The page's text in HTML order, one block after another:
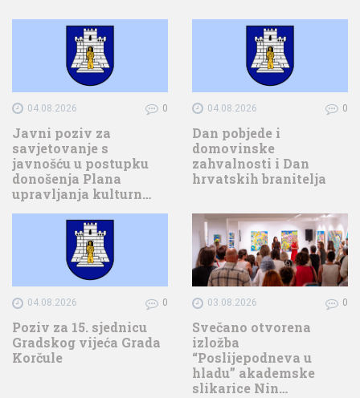
04.08.2026 0
Javni poziv za
savjetovanje s
javnošću u postupku
donošenja Plana
upravljanja kulturn…
04.08.2026 0
Dan pobjede i
domovinske
zahvalnosti i Dan
hrvatskih branitelja
04.08.2026 0
Poziv za 15. sjednicu
Gradskog vijeća Grada
Korčule
03.08.2026 0
Svečano otvorena
izložba
“Poslijepodneva u
hladu” akademske
slikarice Nin…